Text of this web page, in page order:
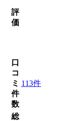
評
価
口
コ
ミ
件
数
113件
総